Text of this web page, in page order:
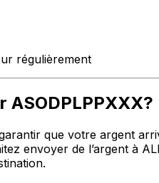
régulièrement
que votre argent
envoyer de l’argent à